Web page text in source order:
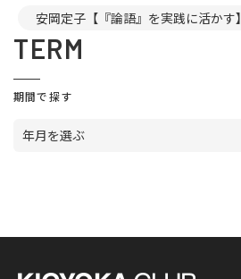
安岡定子【『論語』を実践に活かす】
TERM
期間で探す
年月を選ぶ